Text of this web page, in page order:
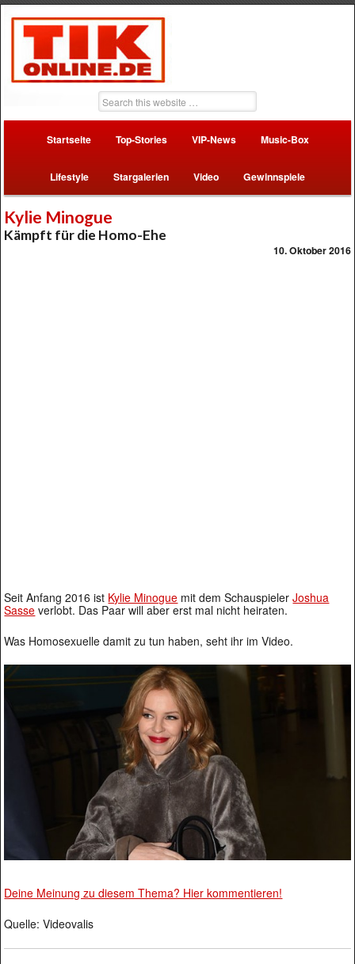
Startseite Top-Stories VIP-News Music-Box
Lifestyle Stargalerien Video Gewinnspiele
Kylie Minogue
Kämpft für die Homo-Ehe
10. Oktober 2016
Seit Anfang 2016 ist Kylie Minogue mit dem SchauspielerJoshua
Sasse verlobt. Das Paar will aber erst mal nicht heiraten.
Was Homosexuelle damit zu tun haben, seht ihr im Video.
Deine Meinung zu diesem Thema? Hier kommentieren!
Quelle: Videovalis